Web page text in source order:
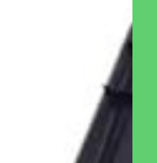
ומלא בפתחי אוויר המאפשרים
העברת אדמה מלאת חומרים
אתגר אפילו עבור הגננים
הזה, התהליך כה פשוט עד שכל
האחורית שלו לגן עדן אישי.
חסכו כסף על ידי הוספת
והמנעו מקניית שקי קומפוסט
פשוט מלאו את הקומפוסטר
שבועות השתמשו באדמה